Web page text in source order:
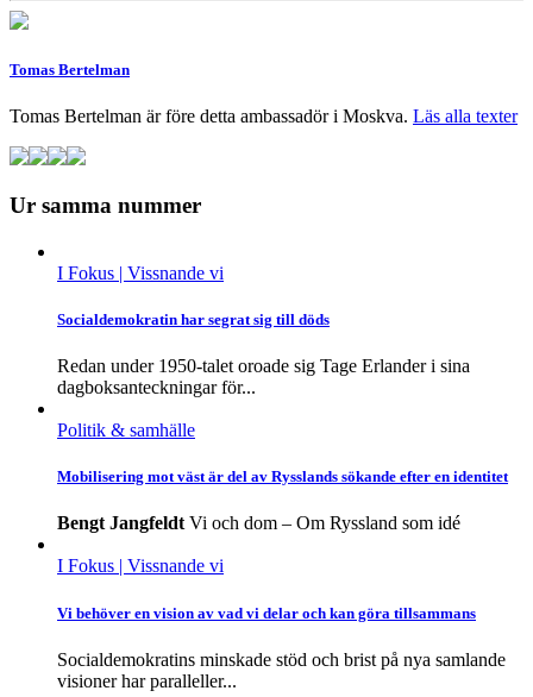
Tomas Bertelman
Tomas Bertelman är före detta ambassadör i Moskva. Läs alla texter
Ur samma nummer
I Fokus | Vissnande vi
Socialdemokratin har segrat sig till döds
Redan under 1950-talet oroade sig Tage Erlander i sina
dagboksanteckningar för...
Politik & samhälle
Mobilisering mot väst är del av Rysslands sökande efter en identitet
Bengt Jangfeldt Vi och dom – Om Ryssland som idé
I Fokus | Vissnande vi
Vi behöver en vision av vad vi delar och kan göra tillsammans
Socialdemokratins minskade stöd och brist på nya samlande
visioner har paralleller...